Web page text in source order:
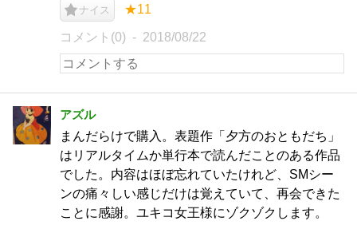
ナイス ★11
コメント(0) 2018/08/22
アズル
まんだらけで購入。表題作「夕方のおともだち」
はリアルタイムか単行本で読んだことのある作品
でした。内容はほぼ忘れていたけれど、SMシー
ンの痛々しい感じだけは覚えていて、再会できた
ことに感謝。ユキコ女王様にゾクゾクします。